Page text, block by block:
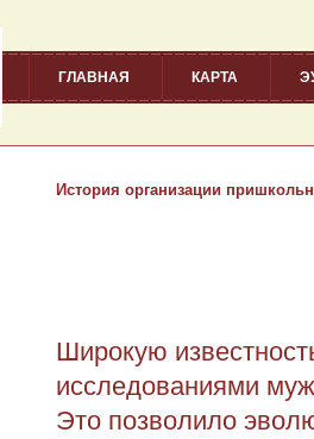
ГЛАВНАЯ КАРТА
История организации
Широкую
исследованиями
Это позволило